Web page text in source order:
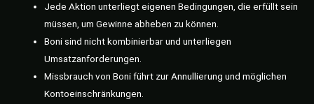
Jede Aktion unterliegt eigenen Bedingungen, die erfüllt sein
müssen, um Gewinne abheben zu können.
Boni sind nicht kombinierbar und unterliegen
Umsatzanforderungen.
Missbrauch von Boni führt zur Annullierung und möglichen
Kontoeinschränkungen.